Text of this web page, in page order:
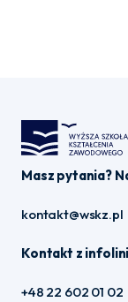
Masz pytania?
kontakt@wskz.pl
Kontakt z
+48 22 602 01 02